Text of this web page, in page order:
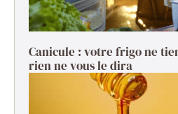
Canicule : votre frigo ne
rien ne vous le dira